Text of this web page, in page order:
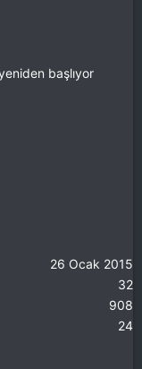
başlıyor
26 Ocak 2015
32
908
24